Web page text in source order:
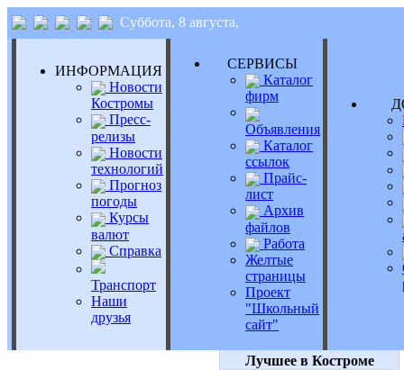
Суббота, 8 августа,
ИНФОРМАЦИЯ
Новости
Костромы
Пресс-
релизы
Новости
технологий
Прогноз
погоды
Курсы
валют
Справка
Транспорт
Наши
друзья
СЕРВИСЫ
Каталог
фирм
Объявления
Каталог
ссылок
Прайс-
лист
Архив
файлов
Работа
Желтые
страницы
Проект
"Школьный
сайт"
Лучшее в Костроме